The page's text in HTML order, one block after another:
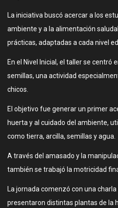
La iniciativa buscó acercar a los
ambiente y a la alimentación
prácticas, adaptadas a cada nivel
En el Nivel Inicial, el taller se centró
semillas, una actividad
chicos.
El objetivo fue generar un primer
huerta y al cuidado del ambiente,
como tierra, arcilla, semillas y agua.
A través del amasado y la
también se trabajó la motricidad
La jornada comenzó con una
presentaron distintas plantas de la